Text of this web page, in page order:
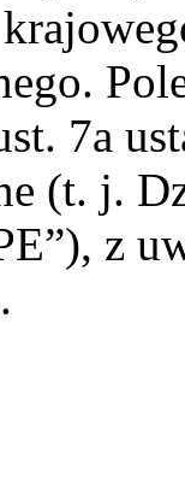
7a
(t. j.
z